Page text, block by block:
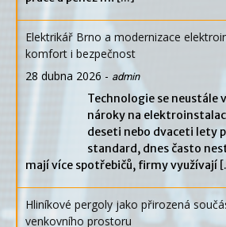
Elektrikář Brno a modernizace
komfort i bezpečnost
28 dubna 2026 - admin
Technologie se neustále
nároky na
deseti nebo dvaceti lety
standard, dnes často
mají více spotřebičů, firmy využívají
Hliníkové pergoly jako přirozená
venkovního prostoru